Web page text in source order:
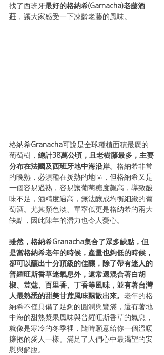
找了西班牙最好的格納希(Garnacha)老藤酒
莊 ，讓大家感受一下凍齡老藤的風味。
格納希Granacha可說是全球種植面積最廣的
葡萄樹， 總計38萬公頃，且老樹藤最多，主要
分布在法國及西班牙地中海沿岸。 格納希非常
的晚熟，必須種在炎熱的地區，但格納希又是
一個容易過熟，容易讓葡萄糖度飆高，導致酸
味不足，酒精度過高，無法釀成均衡細緻的葡
萄酒。尤其顏色淡、單寧低更是格納希的兩大
缺點，因此陳年的潛力也令人憂心。
雖然，格納希Granacha集合了眾多缺點，但
是當格納希老年的時候，產量也夠低的時候，
卻可以釀出十分頂級的佳釀，除了帶有迷人的
普羅旺斯香草迷氣息外，還常還混合著白胡
椒、荳蔻、百里香、丁香等風味，並有著台灣
人最熟悉的甜美甘蔗風味飄散出來。 老年的格
納希不僅具備了足夠的圓潤與豐滿，還有著地
中海的甜熟漿果風味與普羅旺斯香草的氣息，
就像是寒冷的冬季裡，隨時願意給你一個溫暖
擁抱的愛人一樣。滿足了人們心中最渴望的安
慰與解脫。